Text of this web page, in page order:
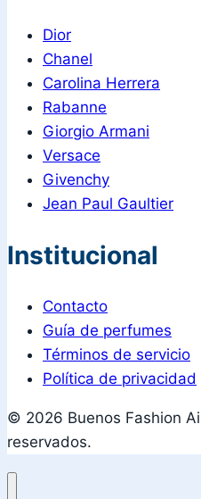
Dior
Chanel
Carolina Herrera
Rabanne
Giorgio Armani
Versace
Givenchy
Jean Paul Gaultier
Institucional
Contacto
Guía de perfumes
Términos de servicio
Política de privacidad
© 2026 Buenos Fashion
reservados.